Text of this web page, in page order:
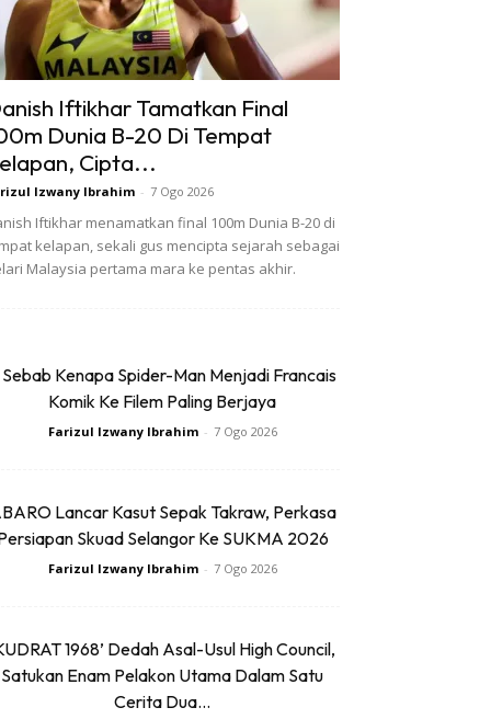
Iftikhar Tamatkan Final
Dunia B-20 Di Tempat
Cipta...
Izwany Ibrahim - 7 Ogo 2026
Iftikhar menamatkan final 100m Dunia B-20 di
kelapan, sekali gus mencipta sejarah sebagai
Malaysia pertama mara ke pentas akhir.
Kenapa Spider-Man Menjadi Francais
Komik Ke Filem Paling Berjaya
Farizul Izwany Ibrahim - 7 Ogo 2026
Lancar Kasut Sepak Takraw, Perkasa
Skuad Selangor Ke SUKMA 2026
Farizul Izwany Ibrahim - 7 Ogo 2026
1968’ Dedah Asal-Usul High Council,
Satukan Enam Pelakon Utama Dalam Satu
Cerita Dua...